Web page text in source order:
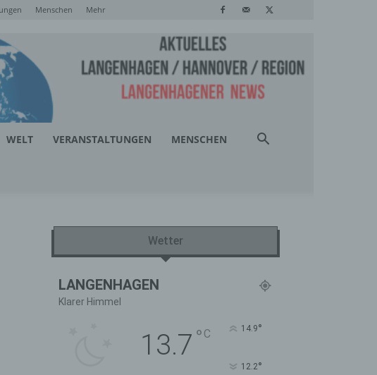
Menschen Mehr
WELT VERANSTALTUNGEN MENSCHEN
Wetter
LANGENHAGEN
Klarer Himmel
13.7 ° C 14.9°
12.2°